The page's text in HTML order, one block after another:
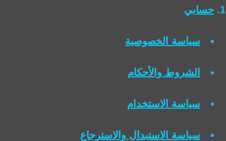
حسابي
سياسة الخصوصية
الشروط والأحكام
سياسة الاستخدام
سياسة الاستبدال والاسترجاع